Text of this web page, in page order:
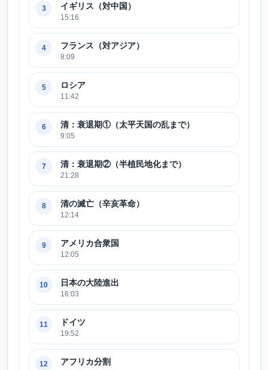
3 イギリス（対中国）
15:16
4 フランス（対アジア）
8:09
5 ロシア
11:42
6 清：衰退期①（太平天国の乱まで）
9:05
7 清：衰退期②（半植民地化まで）
21:28
8 清の滅亡（辛亥革命）
12:14
9 アメリカ合衆国
12:05
10 日本の大陸進出
16:03
11 ドイツ
19:52
12 アフリカ分割